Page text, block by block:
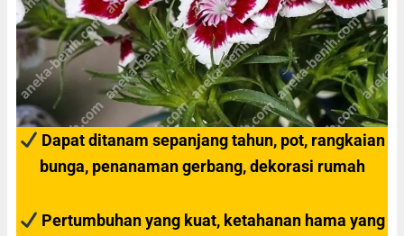
Dapat ditanam sepanjang tahun, pot, rangkaian
bunga, penanaman gerbang, dekorasi rumah
Pertumbuhan yang kuat, ketahanan hama yang